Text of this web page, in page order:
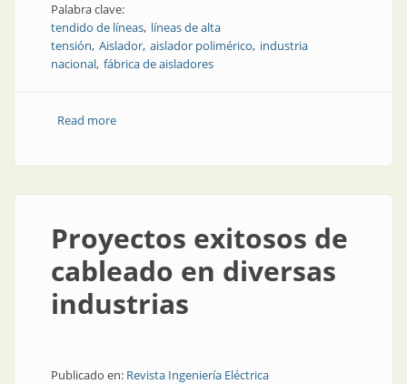
Palabra clave:
tendido de líneas líneas de alta
tensión Aislador aislador polimérico industria
nacional fábrica de aisladores
Read moreabout Aisladores Line Post 132 kV
Proyectos exitosos de
cableado en diversas
industrias
Publicado en: Revista Ingeniería Eléctrica